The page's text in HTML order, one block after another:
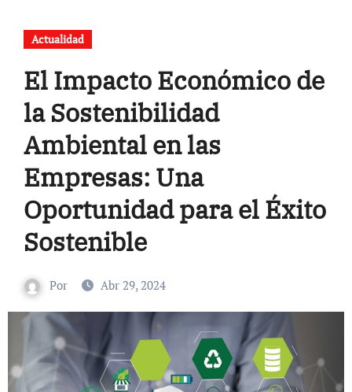
Actualidad
El Impacto Económico de
la Sostenibilidad
Ambiental en las
Empresas: Una
Oportunidad para el Éxito
Sostenible
Por Abr 29, 2024